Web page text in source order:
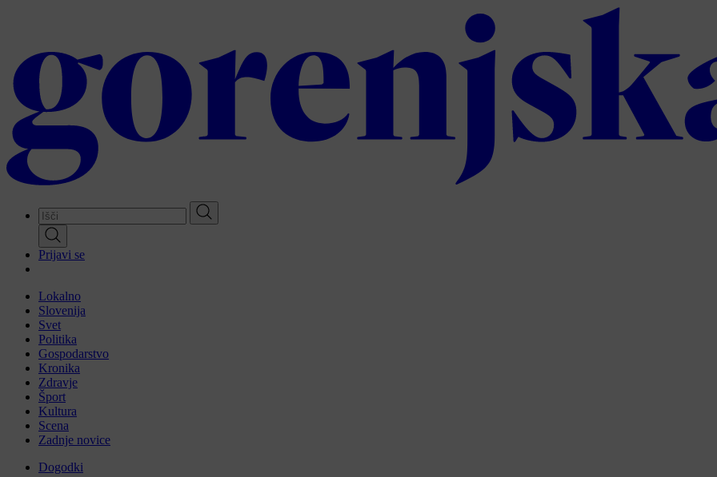
content
Prijavi se
Lokalno
Slovenija
Svet
Politika
Gospodarstvo
Kronika
Zdravje
Šport
Kultura
Scena
Zadnje novice
Dogodki